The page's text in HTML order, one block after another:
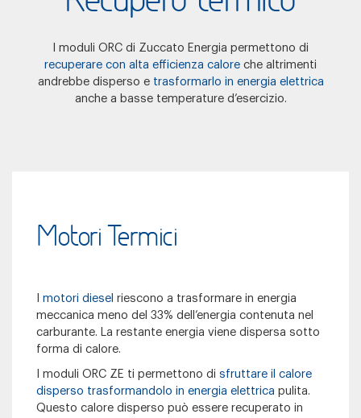
I moduli ORC di Zuccato Energia permettono di
recuperare con alta efficienza calore che altrimenti
andrebbe disperso e trasformarlo in energia elettrica
anche a basse temperature d’esercizio.
Motori Termici
motori diesel riescono a trasformare in energia
meccanica meno del 33% dell’energia contenuta nel
carburante. La restante energia viene dispersa sotto
forma di calore.
I moduli ORC ZE ti permettono di sfruttare il calore
disperso trasformandolo in energia elettrica pulita.
Questo calore disperso può essere recuperato in